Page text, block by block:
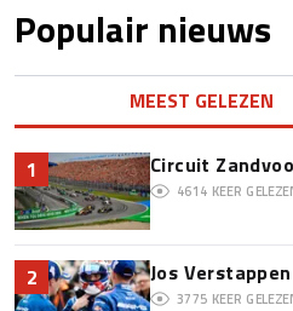
Populair nieuws
MEEST GELEZEN
1 Circuit
4614 KEER
2 Jos
3775 KEER